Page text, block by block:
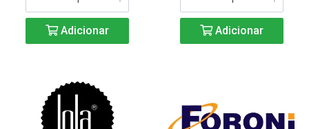
Adicionar Adicionar